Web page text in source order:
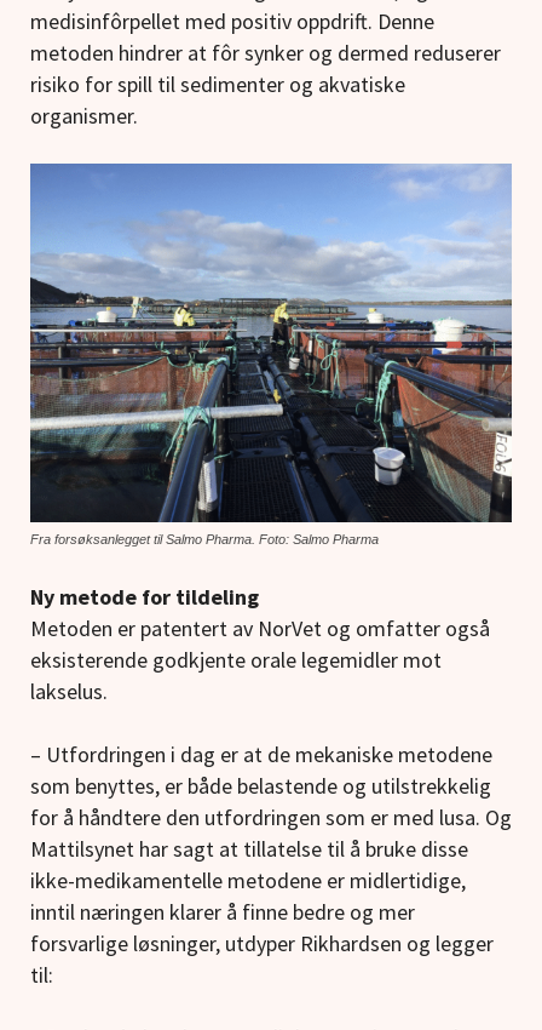
medisinfôrpellet med positiv oppdrift. Denne
metoden hindrer at fôr synker og dermed reduserer
risiko for spill til sedimenter og akvatiske
organismer.
Fra forsøksanlegget til Salmo Pharma. Foto: Salmo Pharma
Ny metode for tildeling
Metoden er patentert av NorVet og omfatter også
eksisterende godkjente orale legemidler mot
lakselus.
– Utfordringen i dag er at de mekaniske metodene
som benyttes, er både belastende og utilstrekkelig
for å håndtere den utfordringen som er med lusa. Og
Mattilsynet har sagt at tillatelse til å bruke disse
ikke-medikamentelle metodene er midlertidige,
inntil næringen klarer å finne bedre og mer
forsvarlige løsninger, utdyper Rikhardsen og legger
til: